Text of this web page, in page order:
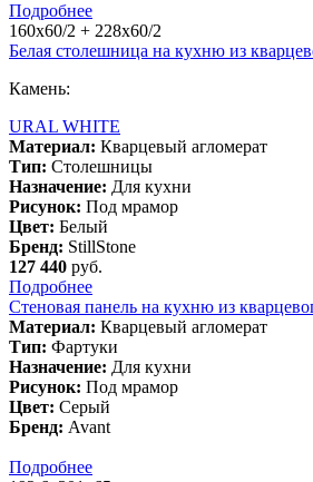
Подробнее
160х60/2 + 228х60/2
Белая столешница на кухню из
Камень:
URAL WHITE
Материал: Кварцевый агломерат
Тип: Столешницы
Назначение: Для кухни
Рисунок: Под мрамор
Цвет: Белый
Бренд: StillStone
127 440 руб.
Подробнее
Стеновая панель на кухню из
Материал: Кварцевый агломерат
Тип: Фартуки
Назначение: Для кухни
Рисунок: Под мрамор
Цвет: Серый
Бренд: Avant
Подробнее